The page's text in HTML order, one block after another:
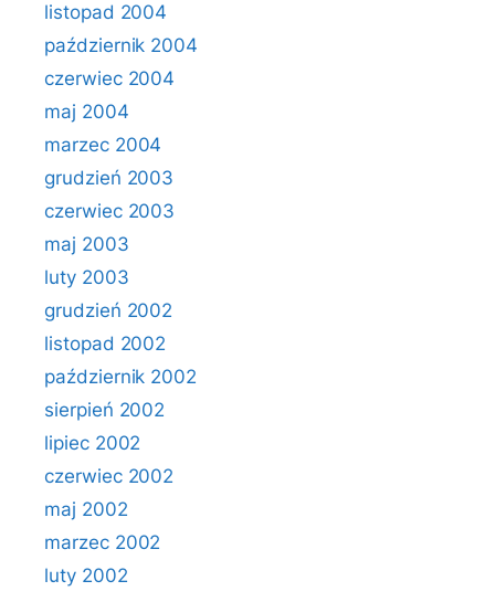
listopad 2004
październik 2004
czerwiec 2004
maj 2004
marzec 2004
grudzień 2003
czerwiec 2003
maj 2003
luty 2003
grudzień 2002
listopad 2002
październik 2002
sierpień 2002
lipiec 2002
czerwiec 2002
maj 2002
marzec 2002
luty 2002